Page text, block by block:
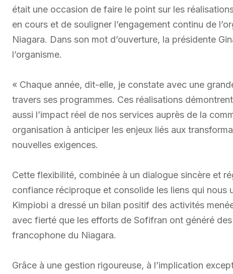
était une occasion de faire le point sur les
en cours et de souligner l’engagement continu de
Niagara. Dans son mot d’ouverture, la présidente
l’organisme.
« Chaque année, dit-elle, je constate avec une
travers ses programmes. Ces réalisations
aussi l’impact réel de nos services auprès de la
organisation à anticiper les enjeux liés aux
nouvelles exigences.
Cette flexibilité, combinée à un dialogue sincère et
confiance réciproque et consolide les liens qui nous
Kimpiobi a dressé un bilan positif des activités
avec fierté que les efforts de Sofifran ont généré
francophone du Niagara.
Grâce à une gestion rigoureuse, à l’implication